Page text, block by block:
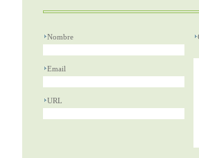
Nombre
Email
URL